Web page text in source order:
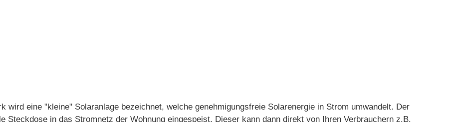
wird eine "kleine" Solaranlage bezeichnet, welche genehmigungsfreie Solarenergie in Strom umwandelt. Der
Steckdose in das Stromnetz der Wohnung eingespeist. Dieser kann dann direkt von Ihren Verbrauchern z.B.